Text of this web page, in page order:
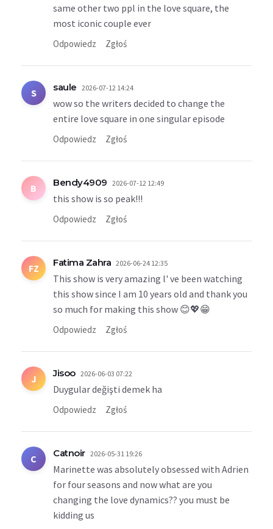
same other two ppl in the love square, the
most iconic couple ever
Odpowiedz Zgłoś
S saule 2026-07-12 14:24
wow so the writers decided to change the
entire love square in one singular episode
Odpowiedz Zgłoś
B Bendy4909 2026-07-12 12:49
this show is so peak!!!
Odpowiedz Zgłoś
FZ Fatima Zahra 2026-06-24 12:35
This show is very amazing l' ve been watching
this show since I am 10 years old and thank you
so much for making this show 😊💖😁
Odpowiedz Zgłoś
J Jisoo 2026-06-03 07:22
Duygular değişti demek ha
Odpowiedz Zgłoś
C Catnoir 2026-05-31 19:26
Marinette was absolutely obsessed with Adrien
for four seasons and now what are you
changing the love dynamics?? you must be
kidding us